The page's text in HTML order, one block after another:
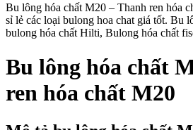
Bu lông hóa chất M20 – Thanh ren hóa
sỉ lẻ các loại bulong hoa chat giá tốt. Bu
bulong hóa chất Hilti, Bulong hóa chất
Bu lông hóa chất
ren hóa chất M20